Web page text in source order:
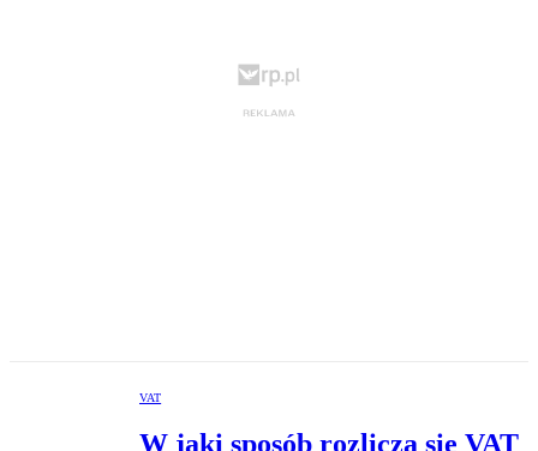
VAT
W jaki sposób rozlicza się VAT